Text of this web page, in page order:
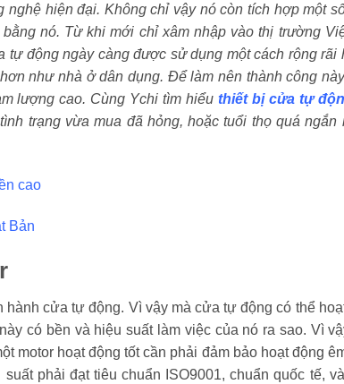
hiện đại. Không chỉ vậy nó còn tích hợp một
nó. Từ khi mới chỉ xâm nhập vào thị trường
động ngày càng được sử dụng một cách rộng rãi
như nhà ở dân dụng. Để làm nên thành công
lượng cao. Cùng Ychi tìm hiểuthiết bị cửa tự
trạng vừa mua đã hỏng, hoặc tuổi thọ quá ngắn
cao
Bản
cửa tự động. Vì vậy mà cửa tự động có thể
có bền và hiệu suất làm việc của nó ra sao. Vì
motor hoạt động tốt cần phải đảm bảo hoạt động
phải đạt tiêu chuẩn ISO9001, chuẩn quốc tế,